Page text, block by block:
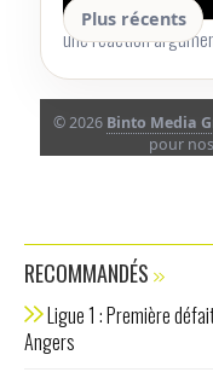
Plus récents
Lancez la
une réaction
© 2026 Binto Media
pour
RECOMMANDÉS
Ligue 1 : Première
Angers